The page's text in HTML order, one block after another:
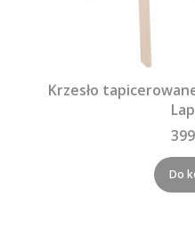
Krzesło
Do